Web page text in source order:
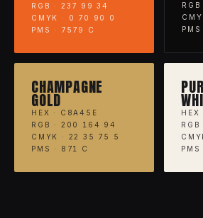
RGB · 237 99 34
CMYK · 0 70 90 0
PMS · 7579 C
CHAMPAGNE
GOLD
HEX · C8A45E
RGB · 200 164 94
CMYK · 22 35 75 5
PMS · 871 C
HEX